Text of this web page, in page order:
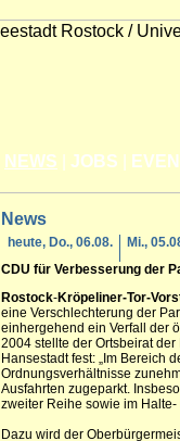
NEWS JOBS
News
heute, Do., 06.08. Mi.,
CDU für Verbesserung der
Rostock-Kröpeliner-Tor-
eine Verschlechterung der
einhergehend ein Verfall der
2004 stellte der Ortsbeirat
Hansestadt fest: „Im Bereich
Ordnungsverhältnisse
Ausfahrten zugeparkt.
zweiter Reihe sowie im Halte-
Dazu wird der